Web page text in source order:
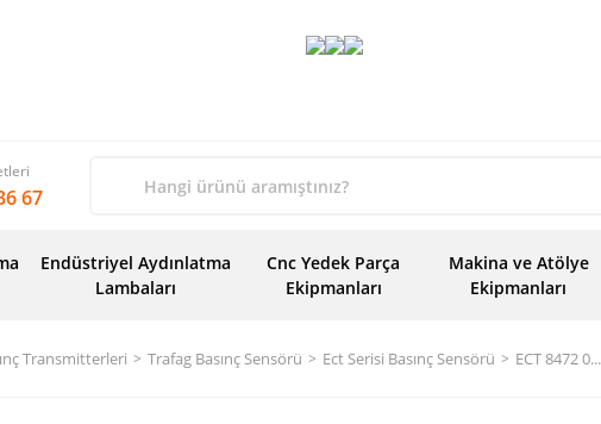
67
Endüstriyel Aydınlatma
Lambaları
Cnc Yedek Parça
Ekipmanları
Makina ve Atölye
Ekipmanları
Transmitterleri Trafag Basınç Sensörü Ect Serisi Basınç Sensörü ECT 8472